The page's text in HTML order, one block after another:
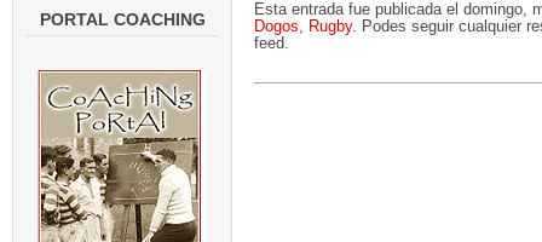
PORTAL COACHING
Esta entrada fue publicada el domingo,
Dogos, Rugby. Podes seguir cualquier
feed.